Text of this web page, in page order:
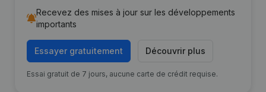
Recevez des mises à jour sur les développements
importants
Essayer gratuitement Découvrir plus
Essai gratuit de 7 jours, aucune carte de crédit requise.